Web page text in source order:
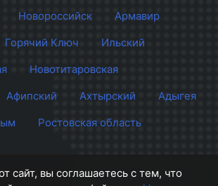
Новороссийск
Армавир
Горячий Ключ
Ильский
Новотитаровская
Афипский Ахтырский
Адыгея
Ростовская область
сайт, вы соглашаетесь с тем, что